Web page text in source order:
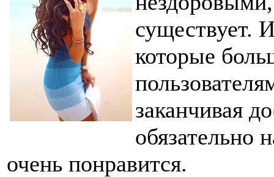
существует.
которые
заканчивая
обязательно
очень понравится.